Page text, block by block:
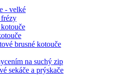
- velké
brusné kotouče
na suchý zip
sekáče a prýskače